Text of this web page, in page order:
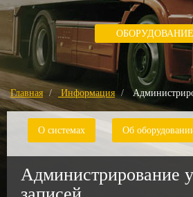
ОБОРУДОВАНИЕ
Главная Информация
О системах Об
Администрирование